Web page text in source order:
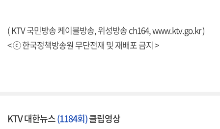
( KTV 국민방송 케이블방송, 위성방송 ch164,www.ktv.go.kr)
< ⓒ 한국정책방송원 무단전재 및 재배포 금지 >
KTV 대한뉴스(1184회)클립영상